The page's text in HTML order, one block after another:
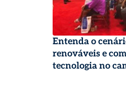
Entenda o
renováveis e
tecnologia no